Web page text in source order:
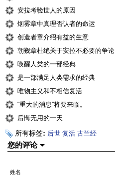
安拉考验世人的原因
烟雾章中真理否认者的命运
创造者章介绍有益的生意
朝觐章杜绝关于安拉不必要的争论
唤醒人类的一部经典
是一部满足人类需求的经典
唯物主义和不相信复活
“重大的消息”将要来临。
后悔无用的一天
所有标签: 后世 复活 古兰经
您的评论
姓名